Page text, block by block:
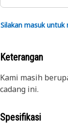
Silakan masuk
Keterangan
Kami masih
cadang ini.
Spesifikasi